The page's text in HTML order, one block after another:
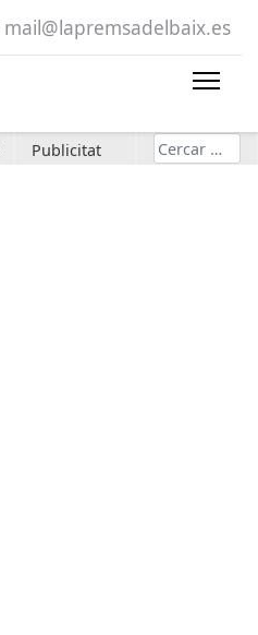
mail@lapremsadelbaix.es
Publicitat Cerca